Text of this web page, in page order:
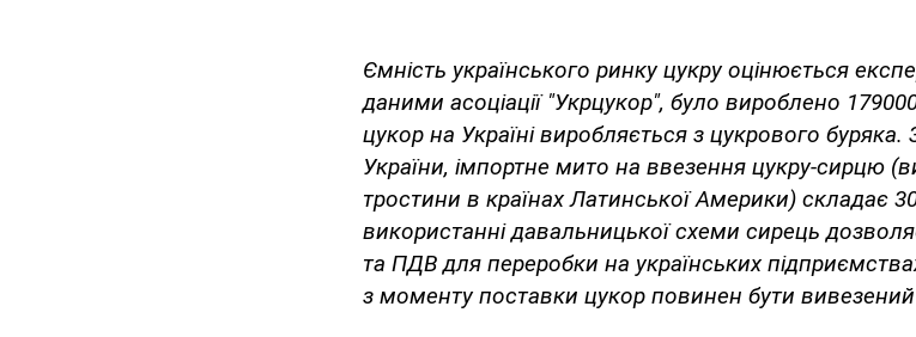
Ємність українського ринку цукру оцінюється
даними асоціації "Укрцукор", було вироблено
цукор на Україні виробляється з цукрового буряка.
України, імпортне мито на ввезення цукру-сирцю
тростини в країнах Латинської Америки) складає
використанні давальницької схеми сирець
та ПДВ для переробки на українських
з моменту поставки цукор повинен бути вивезений